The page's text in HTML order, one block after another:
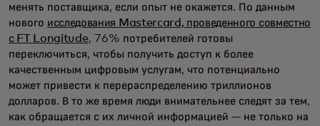
менять поставщика, если опыт не окажется. По данным
нового исследования Mastercard, проведенного совместно
с FT Longitude, 76% потребителей готовы
переключиться, чтобы получить доступ к более
качественным цифровым услугам, что потенциально
может привести к перераспределению триллионов
долларов. В то же время люди внимательнее следят за тем,
как обращается с их личной информацией — не только на